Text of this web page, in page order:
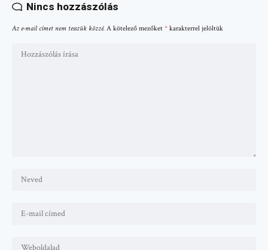
Nincs hozzászólás
Az e-mail címet nem tesszük közzé. A kötelező mezőket * karakterrel jelöltük